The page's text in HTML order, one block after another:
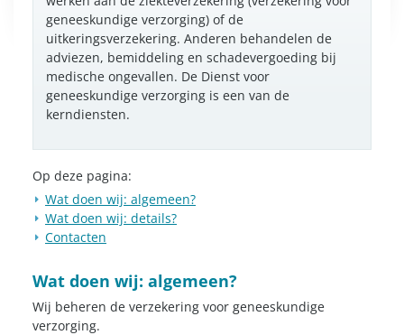
geneeskundige verzorging) of de
uitkeringsverzekering. Anderen behandelen de
adviezen, bemiddeling en schadevergoeding bij
medische ongevallen. De Dienst voor
geneeskundige verzorging is een van de
kerndiensten.
Op deze pagina:
Wat doen wij: algemeen?
Wat doen wij: details?
Contacten
Wat doen wij: algemeen?
Wij beheren de verzekering voor geneeskundige
verzorging.